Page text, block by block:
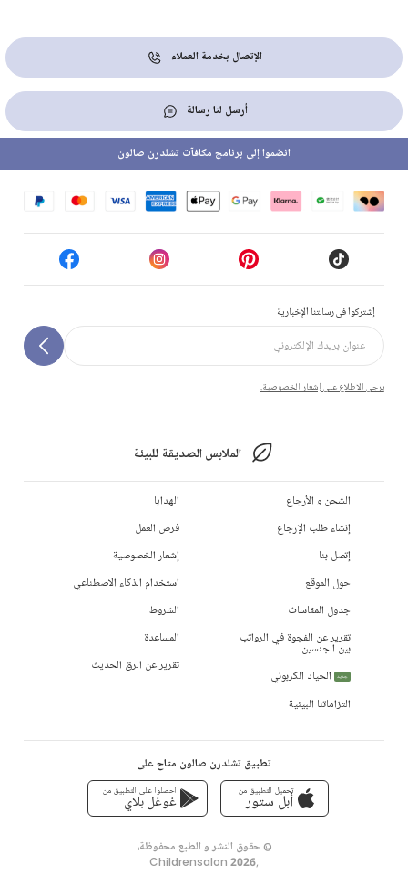
الإتصال بخدمة العملاء
أرسل لنا رسالة
إشتركوا في رسالتنا الإخبارية
يرجى الاطلاع على إشعار الخصوصية.
الملابس الصديقة للبيئة
انضموا إلى برنامج مكافآت تشلدرن صالون
الشحن و الأرجاع
إنشاء طلب الإرجاع
إتصل بنا
حول الموقع
جدول المقاسات
تقرير عن الفجوة في الرواتب
بين الجنسين
جديد
الحياد الكربوني
التزاماتنا البيئية
الهدايا
فرص العمل
إشعار الخصوصية
استخدام الذكاء الاصطناعي
الشروط
المساعدة
تقرير عن الرق الحديث
تطبيق تشلدرن صالون متاح على
تحميل التطبيق من
أبل ستور
احصلوا على التطبيق من
غوغل بلاي
© حقوق النشر و الطبع محفوظة،
,
Childrensalon 2026